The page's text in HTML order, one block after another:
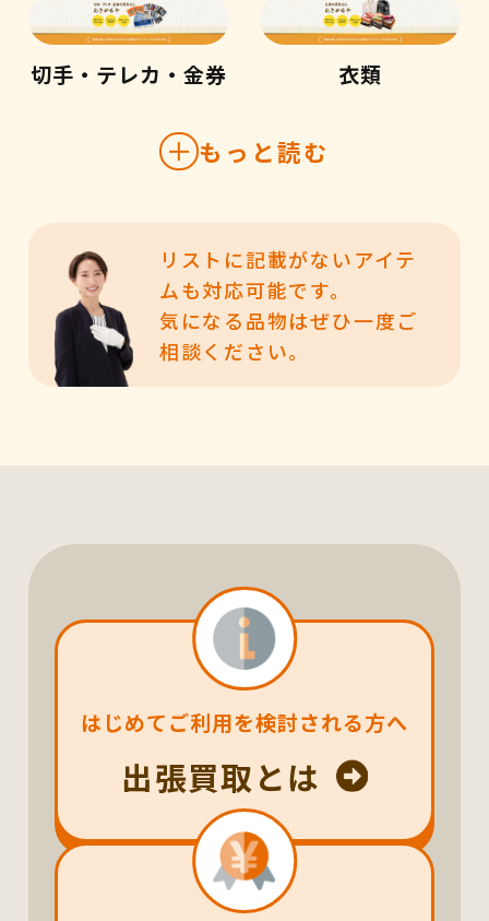
切手・テレカ・金券 衣類
もっと読む
リストに記載がないアイテ
ムも対応可能です。
気になる品物はぜひ一度ご
相談ください。
はじめてご利用を検討される方へ
出張買取とは